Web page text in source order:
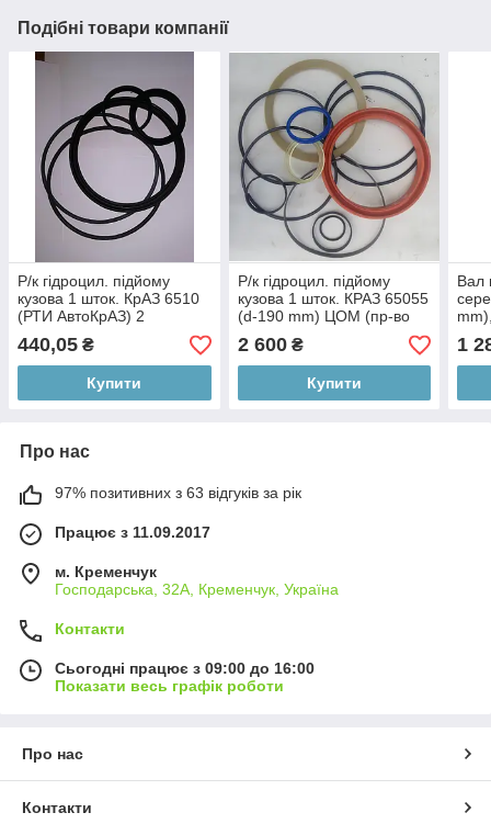
Подібні товари компанії
Р/к гідроцил. підйому
кузова 1 шток. КрАЗ 6510
(РТИ АвтоКрАЗ) 2
проточки (Арт. 6510-
8603009-Д2)
440,05 ₴
Купити
Р/к гідроцил. підйому
кузова 1 шток. КРАЗ 65055
(d-190 mm) ЦОМ (пр-во
Німеччина) (Арт. 65034-
8603009-Н)
2 600₴
Купити
Вал
(пр.
1
Про нас
97% позитивних з 63 відгуків за рік
Працює з 11.09.2017
м. Кременчук
Господарська, 32А, Кременчук, Україна
Контакти
Сьогодні працює з 09:00 до 16:00
Показати весь графік роботи
Про нас
Контакти